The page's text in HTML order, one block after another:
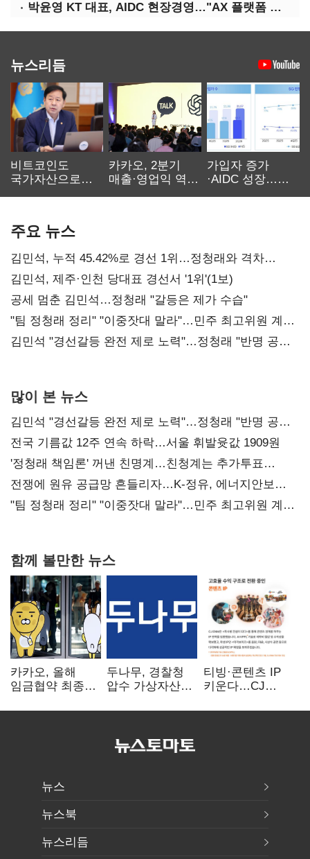
박윤영 KT 대표, AIDC 현장경영…"AX 플랫폼 핵심 인프라로 키운다"
뉴스리듬
비트코인도
국가자산으로…'
카카오, 2분기
매출·영업익 역대
가입자 증가
·AIDC 성장…
주요 뉴스
김민석, 누적 45.42%로 경선 1위…정청래와 격차
0.86%p(2보)
김민석, 제주·인천 당대표 경선서 '1위'(1보)
공세 멈춘 김민석…정청래 "갈등은 제가 수습"
"팀 정청래 정리" "이중잣대 말라"…민주 최고위원 계파
다툼 격화
김민석 "경선갈등 완전 제로 노력"…정청래 "반명 공세
많이 본 뉴스
김민석 "경선갈등 완전 제로 노력"…정청래 "반명 공세
사과부터"
전국 기름값 12주 연속 하락…서울 휘발윳값 1909원
'정청래 책임론' 꺼낸 친명계…친청계는 추가투표
때리기
전쟁에 원유 공급망 흔들리자…K-정유, 에너지안보
핵심으로 재부상
"팀 정청래 정리" "이중잣대 말라"…민주 최고위원 계파
함께 볼만한 뉴스
카카오, 올해
임금협약 최종
인상·격려금
두나무, 경찰청
압수 가상자산
커스터디 사업
티빙·콘텐츠 IP
키운다…CJ
글로벌 확장 가속
뉴스
뉴스북
뉴스리듬